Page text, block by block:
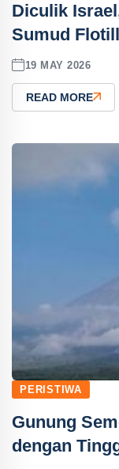
Diculik
Sumud
19 MAY 2026
READ MORE
PERISTIWA
Gunung
dengan